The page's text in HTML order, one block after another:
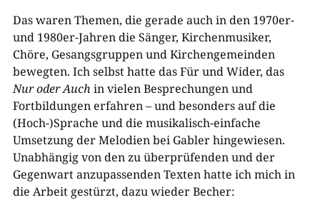
Das waren Themen, die gerade auch in den 1970er-
und 1980er-Jahren die Sänger, Kirchenmusiker,
Chöre, Gesangsgruppen und Kirchengemeinden
bewegten. Ich selbst hatte das Für und Wider, das
Nur oder Auch in vielen Besprechungen und
Fortbildungen erfahren – und besonders auf die
(Hoch-)Sprache und die musikalisch-einfache
Umsetzung der Melodien bei Gabler hingewiesen.
Unabhängig von den zu überprüfenden und der
Gegenwart anzupassenden Texten hatte ich mich in
die Arbeit gestürzt, dazu wieder Becher: